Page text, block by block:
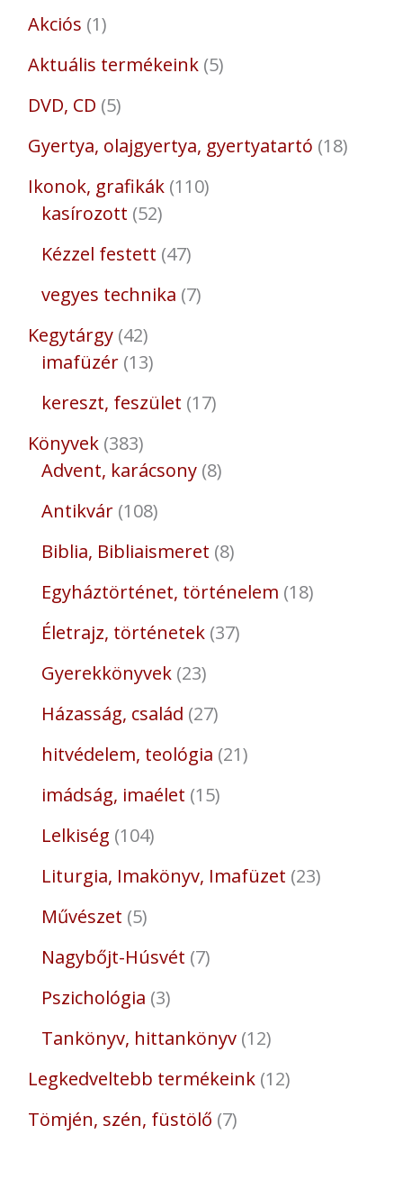
Akciós 1
Aktuális termékeink 5
DVD, CD 5
Gyertya, olajgyertya, gyertyatartó 18
Ikonok, grafikák 110
kasírozott 52
Kézzel festett 47
vegyes technika 7
Kegytárgy 42
imafüzér 13
kereszt, feszület 17
Könyvek 383
Advent, karácsony 8
Antikvár 108
Biblia, Bibliaismeret 8
Egyháztörténet, történelem 18
Életrajz, történetek 37
Gyerekkönyvek 23
Házasság, család 27
hitvédelem, teológia 21
imádság, imaélet 15
Lelkiség 104
Liturgia, Imakönyv, Imafüzet 23
Művészet 5
Nagybőjt-Húsvét 7
Pszichológia 3
Tankönyv, hittankönyv 12
Legkedveltebb termékeink 12
Tömjén, szén, füstölő 7